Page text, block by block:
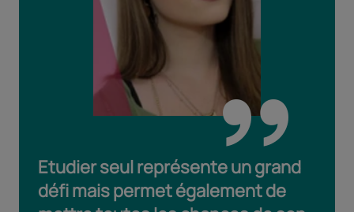
Etudier seul représente un grand
défi mais permet également de